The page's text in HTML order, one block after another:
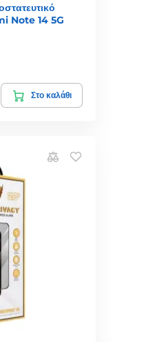
Note 14 5G
Στο καλάθι